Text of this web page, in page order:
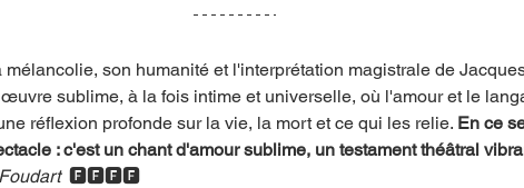
son humanité et l'interprétation magistrale de
sublime, à la fois intime et universelle, où l'amour et le
réflexion profonde sur la vie, la mort et ce qui les relie. En ce
: c'est un chant d'amour sublime, un testament théâtral
🅵🅵🅵🅵